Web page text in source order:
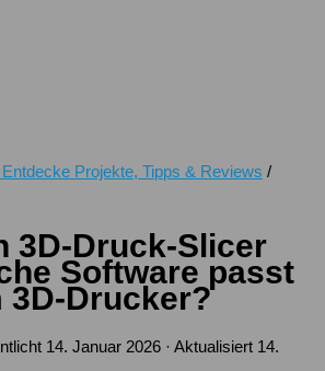
Projekte, Tipps & Reviews /
3D-Druck-Slicer
Software passt
3D-Drucker?
14. Januar 2026 · Aktualisiert 14.